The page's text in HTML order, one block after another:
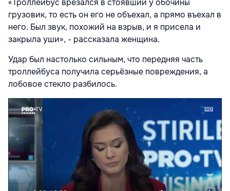
«Троллейбус врезался в стоявший у обочины
грузовик, то есть он его не объехал, а прямо въехал в
него. Был звук, похожий на взрыв, и я присела и
закрыла уши», - рассказала женщина.
Удар был настолько сильным, что передняя часть
троллейбуса получила серьёзные повреждения, а
лобовое стекло разбилось.